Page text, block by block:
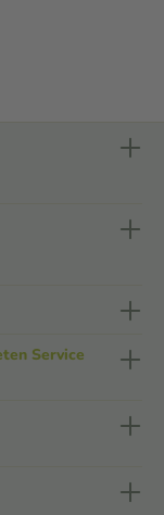
Service